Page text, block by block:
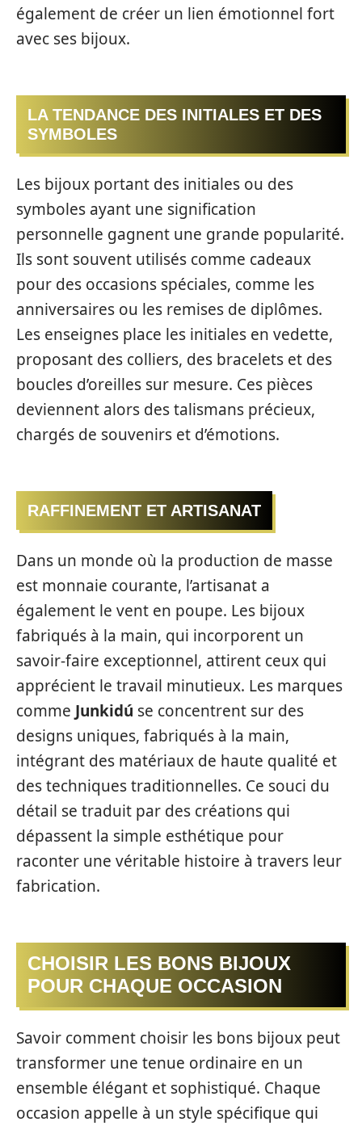
également de créer un lien émotionnel fort
avec ses bijoux.
LA TENDANCE DES INITIALES ET DES
SYMBOLES
Les bijoux portant des initiales ou des
symboles ayant une signification
personnelle gagnent une grande popularité.
Ils sont souvent utilisés comme cadeaux
pour des occasions spéciales, comme les
anniversaires ou les remises de diplômes.
Les enseignes place les initiales en vedette,
proposant des colliers, des bracelets et des
boucles d’oreilles sur mesure. Ces pièces
deviennent alors des talismans précieux,
chargés de souvenirs et d’émotions.
RAFFINEMENT ET ARTISANAT
Dans un monde où la production de masse
est monnaie courante, l’artisanat a
également le vent en poupe. Les bijoux
fabriqués à la main, qui incorporent un
savoir-faire exceptionnel, attirent ceux qui
apprécient le travail minutieux. Les marques
comme Junkidú se concentrent sur des
designs uniques, fabriqués à la main,
intégrant des matériaux de haute qualité et
des techniques traditionnelles. Ce souci du
détail se traduit par des créations qui
dépassent la simple esthétique pour
raconter une véritable histoire à travers leur
fabrication.
CHOISIR LES BONS BIJOUX
POUR CHAQUE OCCASION
Savoir comment choisir les bons bijoux peut
transformer une tenue ordinaire en un
ensemble élégant et sophistiqué. Chaque
occasion appelle à un style spécifique qui